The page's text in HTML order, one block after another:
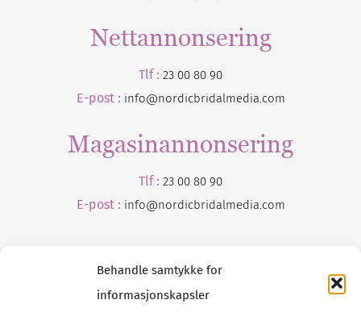
Behandle samtykke for
informasjonskapsler
Nettannonsering
Tlf : 23 00 80 90
E-post : info@nordicbridalmedia.com
Magasinannonsering
Tlf : 23 00 80 90
E-post : info@nordicbridalmedia.com